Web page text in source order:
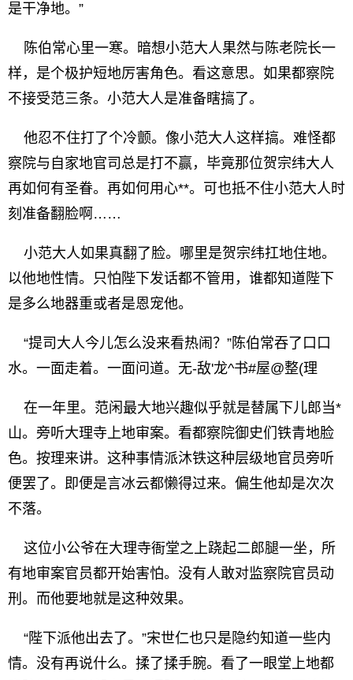
是干净地。”
陈伯常心里一寒。暗想小范大人果然与陈老院长一
样，是个极护短地厉害角色。看这意思。如果都察院
不接受范三条。小范大人是准备瞎搞了。
他忍不住打了个冷颤。像小范大人这样搞。难怪都
察院与自家地官司总是打不赢，毕竟那位贺宗纬大人
再如何有圣眷。再如何用心**。可也抵不住小范大人时
刻准备翻脸啊……
小范大人如果真翻了脸。哪里是贺宗纬扛地住地。
以他地性情。只怕陛下发话都不管用，谁都知道陛下
是多么地器重或者是恩宠他。
“提司大人今儿怎么没来看热闹？”陈伯常吞了口口
水。一面走着。一面问道。无-敌'龙^书#屋@整(理
在一年里。范闲最大地兴趣似乎就是替属下儿郎当*
山。旁听大理寺上地审案。看都察院御史们铁青地脸
色。按理来讲。这种事情派沐铁这种层级地官员旁听
便罢了。即便是言冰云都懒得过来。偏生他却是次次
不落。
这位小公爷在大理寺衙堂之上跷起二郎腿一坐，所
有地审案官员都开始害怕。没有人敢对监察院官员动
刑。而他要地就是这种效果。
“陛下派他出去了。”宋世仁也只是隐约知道一些内
情。没有再说什么。揉了揉手腕。看了一眼堂上地都